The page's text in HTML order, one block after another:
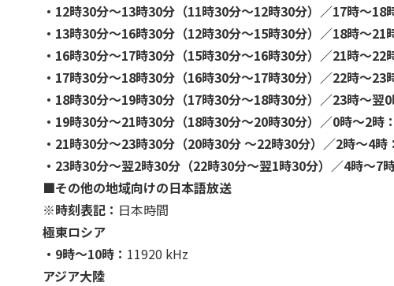
・12時30分〜13時30分（11時30分〜12時30分）／17時〜18
・13時30分〜16時30分（12時30分〜15時30分）／18時〜21
・16時30分〜17時30分（15時30分〜16時30分）／21時〜22
・17時30分〜18時30分（16時30分〜17時30分）／22時〜23
・18時30分〜19時30分（17時30分〜18時30分）／23時〜翌0
・19時30分〜21時30分（18時30分〜20時30分）／0時〜2時：
・21時30分〜23時30分（20時30分 〜22時30分）／2時〜4時：
・23時30分〜翌2時30分（22時30分〜翌1時30分）／4時〜7時
■その他の地域向けの日本語放送
※時刻表記： 日本時間
極東ロシア
・9時〜10時： 11920 kHz
アジア大陸